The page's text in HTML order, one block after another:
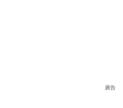
廣告